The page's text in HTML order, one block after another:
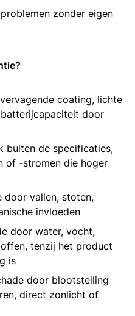
zonder eigen
coating, lichte
door
buiten de specificaties,
of -stromen die hoger
door vallen, stoten,
invloeden
door water, vocht,
tenzij het product
is
door blootstelling
direct zonlicht of